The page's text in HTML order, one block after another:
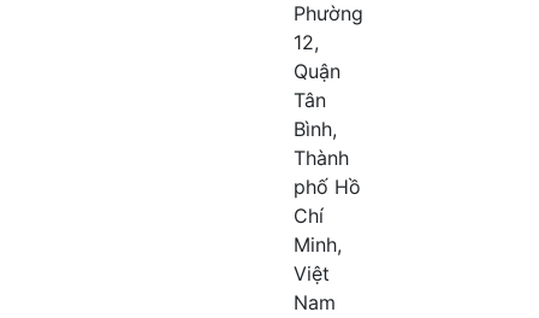
Phường
12,
Quận
Tân
Bình,
Thành
phố Hồ
Chí
Minh,
Việt
Nam